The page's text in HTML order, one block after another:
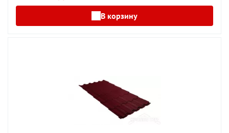
В корзину